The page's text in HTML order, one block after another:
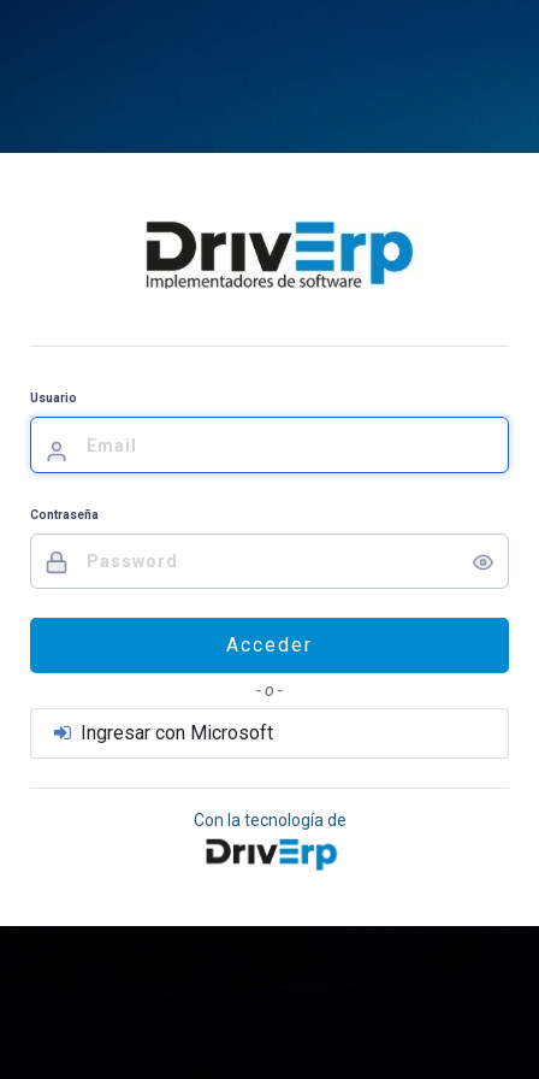
Usuario
Contraseña
Acceder
- o -
Ingresar con Microsoft
Con la tecnología de